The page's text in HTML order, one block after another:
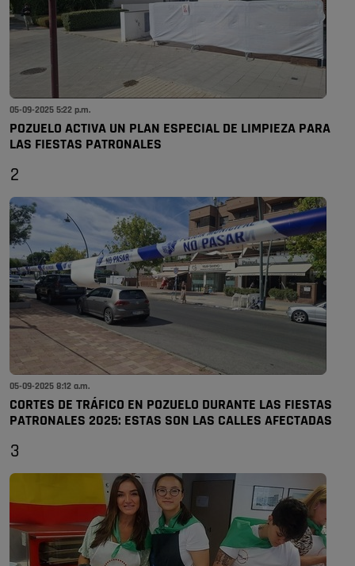
05-09-2025 5:22 p.m.
POZUELO ACTIVA UN PLAN ESPECIAL DE LIMPIEZA PARA
LAS FIESTAS PATRONALES
2
05-09-2025 8:12 a.m.
CORTES DE TRÁFICO EN POZUELO DURANTE LAS FIESTAS
PATRONALES 2025: ESTAS SON LAS CALLES AFECTADAS
3